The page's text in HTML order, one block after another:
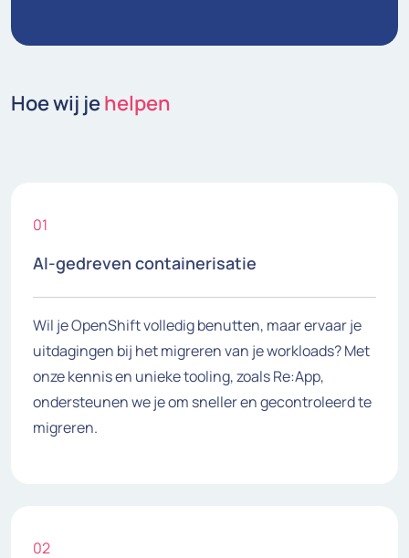
Hoe wij jehelpen
01
AI-gedreven containerisatie
Wil je OpenShift volledig benutten, maar ervaar je
uitdagingen bij het migreren van je workloads? Met
onze kennis en unieke tooling, zoals Re:App,
ondersteunen we je om sneller en gecontroleerd te
migreren.
02